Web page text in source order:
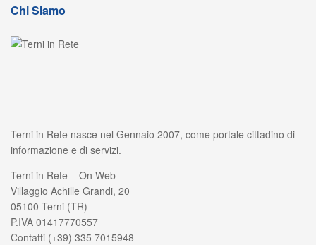
Chi Siamo
Terni in Rete nasce nel Gennaio 2007, come portale cittadino di
informazione e di servizi.
Terni in Rete – On Web
Villaggio Achille Grandi, 20
05100 Terni (TR)
P.IVA 01417770557
Contatti (+39) 335 7015948